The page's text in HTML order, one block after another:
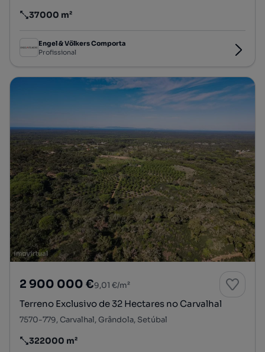
Preço por metro quadrado
37000 m²
Engel & Völkers Comporta
Profissional
2 900 000 €9,01 €/m²
Terreno Exclusivo de 32 Hectares no Carvalhal
7570-779, Carvalhal, Grândola, Setúbal
Preço por metro quadrado
322000 m²